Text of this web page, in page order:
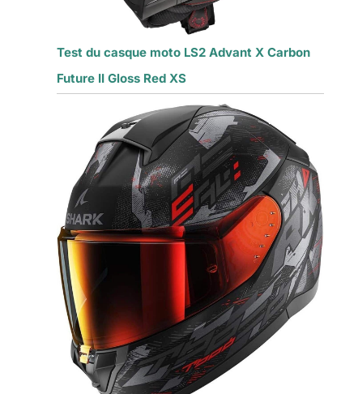
Test du casque moto LS2 Advant X Carbon
Future II Gloss Red XS